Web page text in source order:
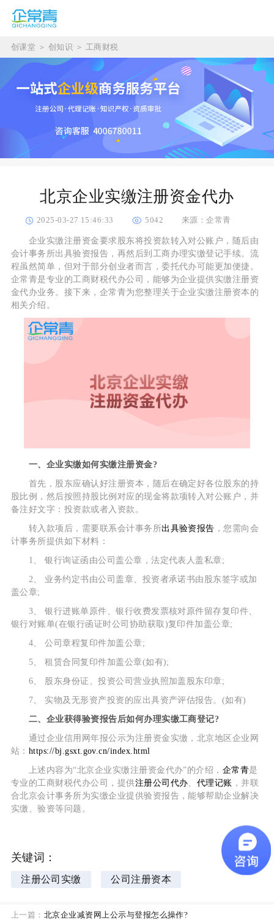
创课堂 ＞ 创知识 ＞ 工商财税
北京企业实缴注册资金代办
2025-03-27 15:46:33 5042 来源：企常青
企业实缴注册资金要求股东将投资款转入对公账户，随后由
会计事务所出具验资报告，再然后到工商办理实缴登记手续。流
程虽然简单，但对于部分创业者而言，委托代办可能更加便捷。
企常青是专业的工商财税代办公司，能够为企业提供实缴注册资
金代办业务。接下来，企常青为您整理关于企业实缴注册资本的
相关介绍。
一、企业实缴如何实缴注册资金?
首先，股东应确认好注册资本，随后在确定好各位股东的持
股比例，然后按照持股比例对应的现金将款项转入对公账户，并
备注好文字：投资款或者入资款。
转入款项后，需要联系会计事务所出具验资报告 ，您需向会
计事务所提供如下材料：
1、 银行询证函由公司盖公章，法定代表人盖私章;
2、 业务约定书由公司盖章、投资者承诺书由股东签字或加
盖公章;
3、 银行进账单原件、银行收费发票核对原件留存复印件、
银行对账单(在银行函证时公司协助获取)复印件加盖公章;
4、 公司章程复印件加盖公章;
5、 租赁合同复印件加盖公章(如有);
6、 股东身份证、投资公司营业执照加盖股东印章;
7、 实物及无形资产投资的应出具资产评估报告。(如有)
二、企业获得验资报告后如何办理实缴工商登记?
通过企业信用网年报公示为注册资金实缴，北京地区企业网
站： https://bj.gsxt.gov.cn/index.html
上述内容为“北京企业实缴注册资金代办”的介绍， 企常青是
专业的工商财税代办公司，提供注册公司代办 代理记账 ，并联
合北京会计事务所为实缴企业提供验资报告，能够帮助企业解决
实缴、验资等问题。
关键词：
注册公司实缴 公司注册资本
上一篇： 北京企业减资网上公示与登报怎么操作?